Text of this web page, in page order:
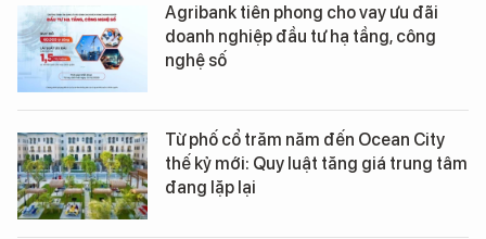
Agribank tiên phong cho vay ưu đãi
doanh nghiệp đầu tư hạ tầng, công
nghệ số
Từ phố cổ trăm năm đến Ocean City
thế kỷ mới: Quy luật tăng giá trung tâm
đang lặp lại